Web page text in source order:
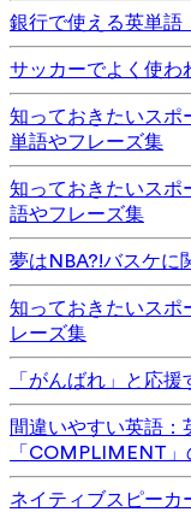
銀行で使える英単語
サッカーでよく使わ
知っておきたいスポ
単語やフレーズ集
知っておきたいスポ
語やフレーズ集
夢はNBA?!バスケに
知っておきたいスポ
レーズ集
「がんばれ」と応
間違いやすい英語
「COMPLIMENT
ネイティブスピーカ